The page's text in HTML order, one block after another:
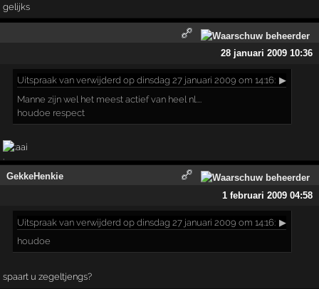
gelijks
28 januari 2009 10:36
Uitspraak van verwijderd op dinsdag 27 januari 2009 om 14:16: ▶
Manne zijn wel het meest actief van heel nl....
houdoe respect
GekkeHenkie
1 februari 2009 04:58
Uitspraak van verwijderd op dinsdag 27 januari 2009 om 14:16: ▶
houdoe
spaart u zegeltjengs?